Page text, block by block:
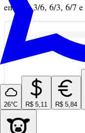
26°C R$ 5,11 R$ 5,84
em 7/6, 3/6, 6/3, 6/7 e